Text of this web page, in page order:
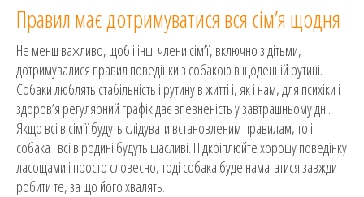
Правил має дотримуватися вся сім’я щодня
Не менш важливо, щоб і інші члени сім’ї, включно з дітьми,
дотримувалися правил поведінки з собакою в щоденній рутині.
Собаки люблять стабільність і рутину в житті і, як і нам, для психіки і
здоров’я регулярний графік дає впевненість у завтрашньому дні.
Якщо всі в сім’ї будуть слідувати встановленим правилам, то і
собака і всі в родині будуть щасливі. Підкріплюйте хорошу поведінку
ласощами і просто словесно, тоді собака буде намагатися завжди
робити те, за що його хвалять.